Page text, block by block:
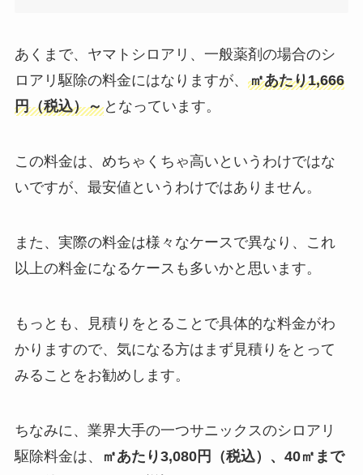
あくまで、ヤマトシロアリ、一般薬剤の場合のシ
ロアリ駆除の料金にはなりますが、 ㎡あたり1,666
円（税込）～となっています。
この料金は、めちゃくちゃ高いというわけではな
いですが、最安値というわけではありません。
また、実際の料金は様々なケースで異なり、これ
以上の料金になるケースも多いかと思います。
もっとも、見積りをとることで具体的な料金がわ
かりますので、気になる方はまず見積りをとって
みることをお勧めします。
ちなみに、業界大手の一つサニックスのシロアリ
駆除料金は、
㎡あたり3,080円（税込）、40㎡まで